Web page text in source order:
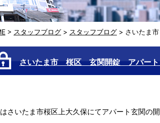
> スタッフブログ > スタッフブログ > さいたま
さいたま市 桜区 玄関開錠 アパー
さいたま市桜区上大久保にてアパート玄関の開